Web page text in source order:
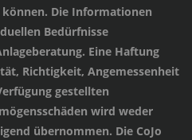
Die Informationen
Bedürfnisse
Eine Haftung
Richtigkeit, Angemessenheit
gestellten
wird weder
übernommen. Die CoJo